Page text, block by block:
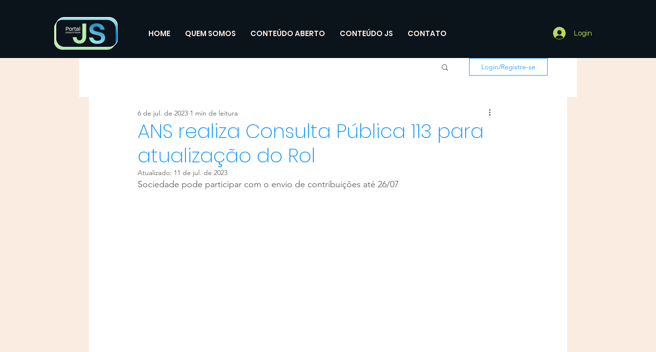
HOME QUEM SOMOS CONTEÚDO ABERTO CONTEÚDO JS CONTATO Login
Login/Registre-se
ANS realiza Consulta Pública 113 para
atualização do Rol
6 de jul. de 2023 1 min de leitura
Atualizado: 11 de jul. de 2023
Sociedade pode participar com o envio de contribuições até 26/07